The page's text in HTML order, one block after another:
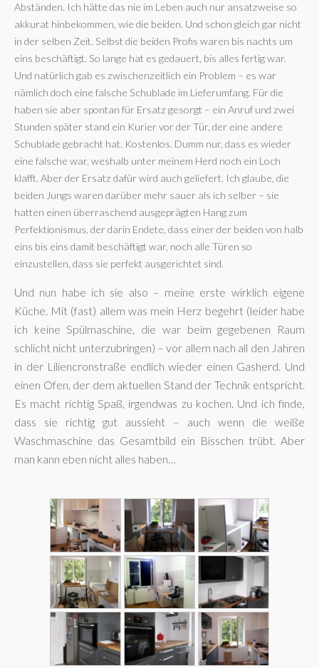
Abständen. Ich hätte das nie im Leben auch nur ansatzweise so
akkurat hinbekommen, wie die beiden. Und schon gleich gar nicht
in der selben Zeit. Selbst die beiden Profis waren bis nachts um
eins beschäftigt. So lange hat es gedauert, bis alles fertig war.
Und natürlich gab es zwischenzeitlich ein Problem – es war
nämlich doch eine falsche Schublade im Lieferumfang. Für die
haben sie aber spontan für Ersatz gesorgt – ein Anruf und zwei
Stunden später stand ein Kurier vor der Tür, der eine andere
Schublade gebracht hat. Kostenlos. Dumm nur, dass es wieder
eine falsche war, weshalb unter meinem Herd noch ein Loch
klafft. Aber der Ersatz dafür wird auch geliefert. Ich glaube, die
beiden Jungs waren darüber mehr sauer als ich selber – sie
hatten einen überraschend ausgeprägten Hang zum
Perfektionismus, der darin Endete, dass einer der beiden von halb
eins bis eins damit beschäftigt war, noch alle Türen so
einzustellen, dass sie perfekt ausgerichtet sind.
Und nun habe ich sie also – meine erste wirklich eigene
Küche. Mit (fast) allem was mein Herz begehrt (leider habe
ich keine Spülmaschine, die war beim gegebenen Raum
schlicht nicht unterzubringen) – vor allem nach all den Jahren
in der Liliencronstraße endlich wieder einen Gasherd. Und
einen Ofen, der dem aktuellen Stand der Technik entspricht.
Es macht richtig Spaß, irgendwas zu kochen. Und ich finde,
dass sie richtig gut aussieht – auch wenn die weiße
Waschmaschine das Gesamtbild ein Bisschen trübt. Aber
man kann eben nicht alles haben…